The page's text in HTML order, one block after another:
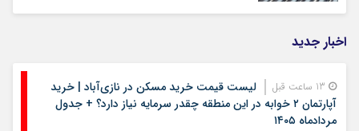
اخبار جدید
لیست قیمت خرید مسکن در نازی‌آباد | خرید
آپارتمان ۲ خوابه در این منطقه چقدر سرمایه نیاز دارد؟ + جدول
مردادماه ۱۴۰۵